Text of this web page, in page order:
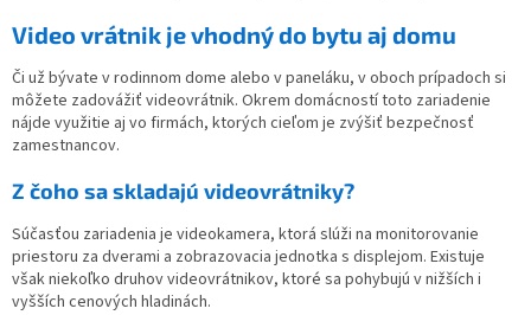
Video vrátnik je vhodný do bytu aj domu
Či už bývate v rodinnom dome alebo v paneláku, v oboch prípadoch si
môžete zadovážiť videovrátnik. Okrem domácností toto zariadenie
nájde využitie aj vo firmách, ktorých cieľom je zvýšiť bezpečnosť
zamestnancov.
Z čoho sa skladajú videovrátniky?
Súčasťou zariadenia je videokamera, ktorá slúži na monitorovanie
priestoru za dverami a zobrazovacia jednotka s displejom. Existuje
však niekoľko druhov videovrátnikov, ktoré sa pohybujú v nižších i
vyšších cenových hladinách.